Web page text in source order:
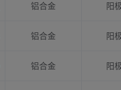
铝合金 阳
铝合金 阳
铝合金 阳